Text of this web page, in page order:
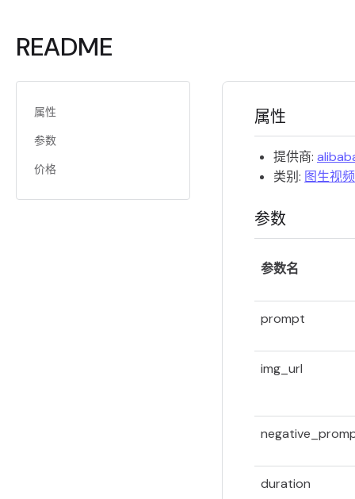
README
属性
参数
价格
属性
提供商:
类别: 图生视频
参数
参数名
prompt
img_url
duration